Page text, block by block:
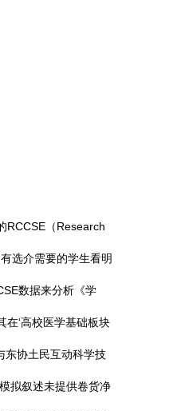
RCCSE（Research
选介需要的学生看明
数据来分析《学
‘高校医学基础板块
东协土民互动科学技
拟叙述未提供卷货净